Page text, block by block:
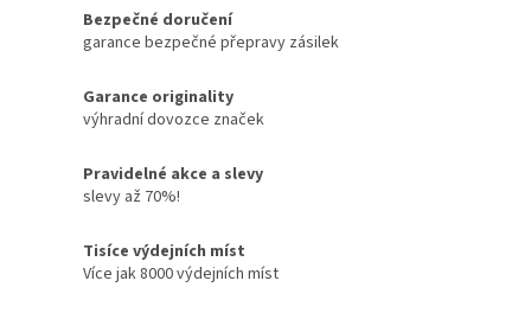
Bezpečné doručení
garance bezpečné přepravy zásilek
Garance originality
výhradní dovozce značek
Pravidelné akce a slevy
slevy až 70%!
Tisíce výdejních míst
Více jak 8000 výdejních míst